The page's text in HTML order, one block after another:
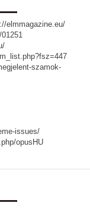
elmmagazine.eu/
szamok-
issues/
opusHU